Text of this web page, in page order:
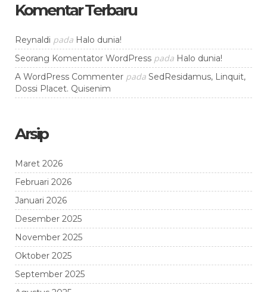
Komentar Terbaru
Reynaldi pada Halo dunia!
Seorang Komentator WordPress pada Halo dunia!
A WordPress Commenter pada SedResidamus, Linquit,
Dossi Placet. Quisenim
Arsip
Maret 2026
Februari 2026
Januari 2026
Desember 2025
November 2025
Oktober 2025
September 2025